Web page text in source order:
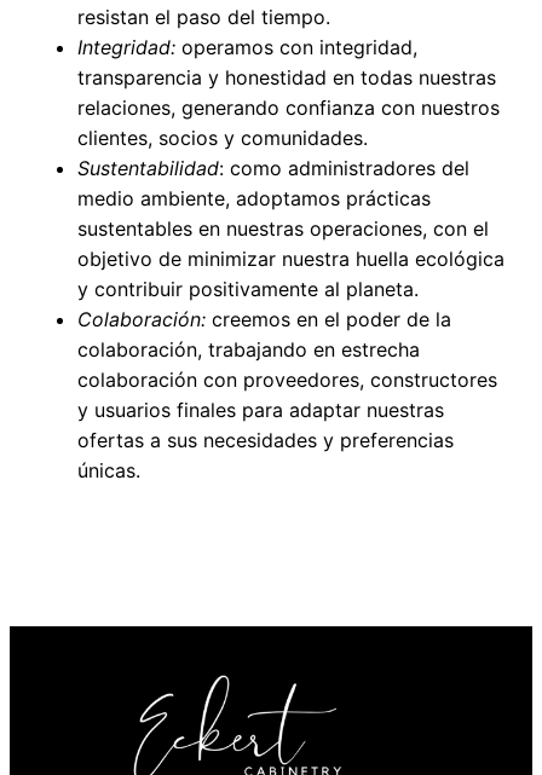
resistan el paso del tiempo.
Integridad: operamos con integridad,
transparencia y honestidad en todas nuestras
relaciones, generando confianza con nuestros
clientes, socios y comunidades.
Sustentabilidad: como administradores del
medio ambiente, adoptamos prácticas
sustentables en nuestras operaciones, con el
objetivo de minimizar nuestra huella ecológica
y contribuir positivamente al planeta.
Colaboración: creemos en el poder de la
colaboración, trabajando en estrecha
colaboración con proveedores, constructores
y usuarios finales para adaptar nuestras
ofertas a sus necesidades y preferencias
únicas.